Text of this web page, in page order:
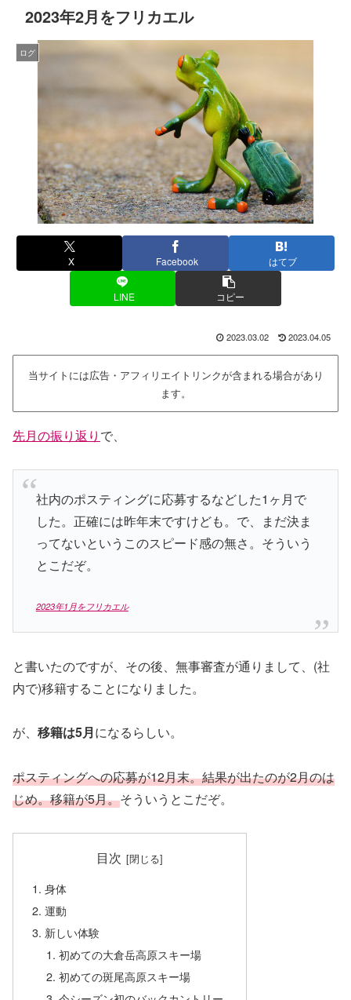
2023年2月をフリカエル
ログ
X Facebook はてブ
LINE コピー
2023.03.02 2023.04.05
当サイトには広告・アフィリエイトリンクが含まれる場合があり
ます。
先月の振り返り で、
社内のポスティングに応募するなどした1ヶ月で
した。正確には昨年末ですけども。で、まだ決ま
ってないというこのスピード感の無さ。そういう
とこだぞ。
2023年1月をフリカエル
と書いたのですが、その後、無事審査が通りまして、(社
内で)移籍することになりました。
が、 移籍は5月になるらしい。
ポスティングへの応募が12月末。結果が出たのが2月のは
じめ。移籍が5月。そういうとこだぞ。
目次
身体
運動
新しい体験
初めての大倉岳高原スキー場
初めての斑尾高原スキー場